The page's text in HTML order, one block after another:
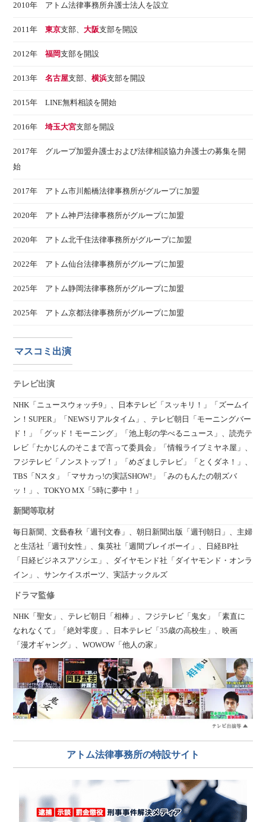
2010年 アトム法律事務所弁護士法人を設立
2011年東京支部、大阪支部を開設
2012年福岡支部を開設
2013年名古屋支部、横浜支部を開設
2015年 LINE無料相談を開始
2016年埼玉大宮支部を開設
2017年 グループ加盟弁護士および法律相談協力弁護士の募集を開
始
2017年 アトム市川船橋法律事務所がグループに加盟
2020年 アトム神戸法律事務所がグループに加盟
2020年 アトム北千住法律事務所がグループに加盟
2022年 アトム仙台法律事務所がグループに加盟
2025年 アトム静岡法律事務所がグループに加盟
2025年 アトム京都法律事務所がグループに加盟
マスコミ出演
テレビ出演
NHK「ニュースウォッチ9」、日本テレビ「スッキリ！」「ズームイ
ン！SUPER」「NEWSリアルタイム」、テレビ朝日「モーニングバー
ド！」「グッド！モーニング」「池上彰の学べるニュース」、読売テ
レビ「たかじんのそこまで言って委員会」「情報ライブミヤネ屋」、
フジテレビ「ノンストップ！」「めざましテレビ」「とくダネ！」、
TBS「Nスタ」「マサカっ!の実話SHOW!」「みのもんたの朝ズバ
ッ！」、TOKYO MX「5時に夢中！」
新聞等取材
毎日新聞、文藝春秋「週刊文春」、朝日新聞出版「週刊朝日」、主婦
と生活社「週刊女性」、集英社「週間プレイボーイ」、日経BP社
「日経ビジネスアソシエ」、ダイヤモンド社「ダイヤモンド・オンラ
イン」、サンケイスポーツ、実話ナックルズ
ドラマ監修
NHK「聖女」、テレビ朝日「相棒」、フジテレビ「鬼女」「素直に
なれなくて」「絶対零度」、日本テレビ「35歳の高校生」、映画
「漫才ギャング」、WOWOW「他人の家」
アトム法律事務所の特設サイト